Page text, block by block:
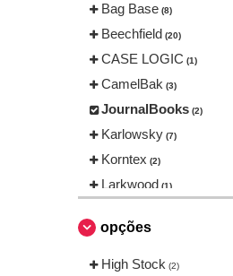
Bag Base (8)
Beechfield (20)
CASE LOGIC (1)
CamelBak (3)
JournalBooks (2)
Karlowsky (7)
Korntex (2)
Larkwood (1)
Mumbles
Neutral (2)
opções
High Stock (2)